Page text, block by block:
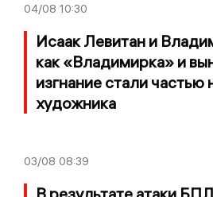
04/08 10:30
Исаак Левитан и
как «Владимирка» и
изгнание стали частью
художника
03/08 08:39